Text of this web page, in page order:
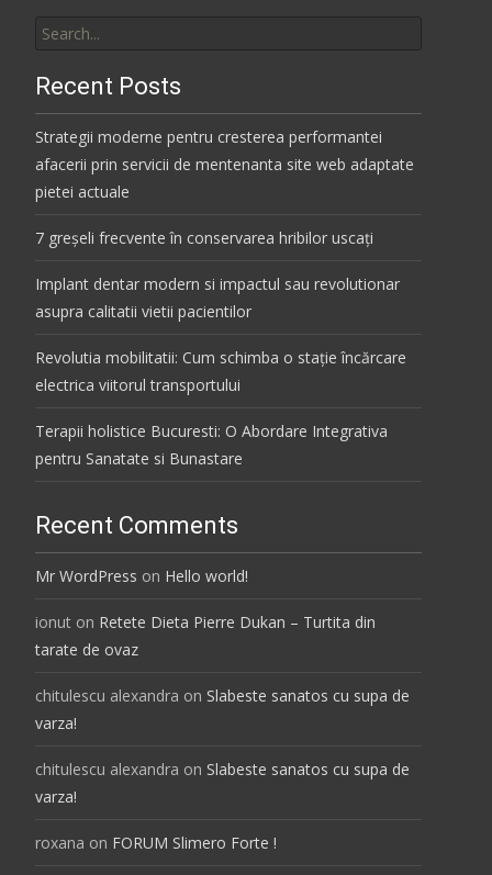
for:
Recent Posts
Strategii moderne pentru cresterea performantei
afacerii prin servicii de mentenanta site web adaptate
pietei actuale
7 greșeli frecvente în conservarea hribilor uscați
Implant dentar modern si impactul sau revolutionar
asupra calitatii vietii pacientilor
Revolutia mobilitatii: Cum schimba o stație încărcare
electrica viitorul transportului
Terapii holistice Bucuresti: O Abordare Integrativa
pentru Sanatate si Bunastare
Recent Comments
Mr WordPress on Hello world!
ionut on Retete Dieta Pierre Dukan – Turtita din
tarate de ovaz
chitulescu alexandra on Slabeste sanatos cu supa de
varza!
chitulescu alexandra on Slabeste sanatos cu supa de
varza!
roxana on FORUM Slimero Forte !